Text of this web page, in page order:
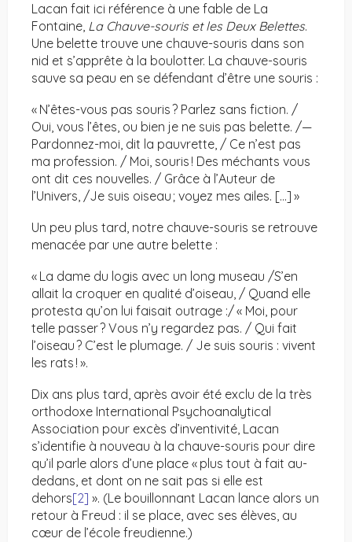
Lacan fait ici référence à une fable de La
Fontaine, La Chauve-souris et les Deux Belettes.
Une belette trouve une chauve-souris dans son
nid et s’apprête à la boulotter. La chauve-souris
sauve sa peau en se défendant d’être une souris :
« N’êtes-vous pas souris ? Parlez sans fiction. /
Oui, vous l’êtes, ou bien je ne suis pas belette. /—
Pardonnez-moi, dit la pauvrette, / Ce n’est pas
ma profession. / Moi, souris ! Des méchants vous
ont dit ces nouvelles. / Grâce à l’Auteur de
l’Univers, /Je suis oiseau ; voyez mes ailes. […] »
Un peu plus tard, notre chauve-souris se retrouve
menacée par une autre belette :
« La dame du logis avec un long museau /S’en
allait la croquer en qualité d’oiseau, / Quand elle
protesta qu’on lui faisait outrage :/ « Moi, pour
telle passer ? Vous n’y regardez pas. / Qui fait
l’oiseau ? C’est le plumage. / Je suis souris : vivent
les rats ! ».
Dix ans plus tard, après avoir été exclu de la très
orthodoxe International Psychoanalytical
Association pour excès d’inventivité, Lacan
s’identifie à nouveau à la chauve-souris pour dire
qu’il parle alors d’une place « plus tout à fait au-
dedans, et dont on ne sait pas si elle est
dehors[2] ». (Le bouillonnant Lacan lance alors un
retour à Freud : il se place, avec ses élèves, au
cœur de l’école freudienne.)